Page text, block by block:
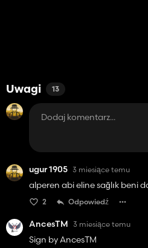
Uwagi 13
ugur 1905 3 miesiące temu
alperen abi eline sağlık beni
2 Odpowiedź
AncesTM 3 miesiące temu
Sign by AncesTM